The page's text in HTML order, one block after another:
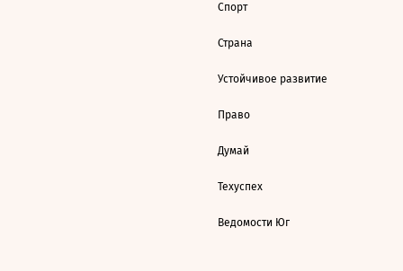
Спорт
Страна
Устойчивое развитие
Право
Думай
Техуспех
Ведомости Юг